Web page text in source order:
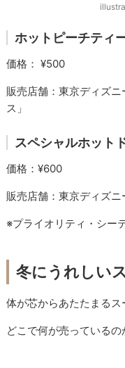
ホットピーチティ
価格： ¥500
販売店舗：東京ディズ
ス」
スペシャルホット
価格：¥600
販売店舗：東京ディズニ
※プライオリティ・シー
冬にうれしい
体が芯からあたたまるス
どこで何が売っているの